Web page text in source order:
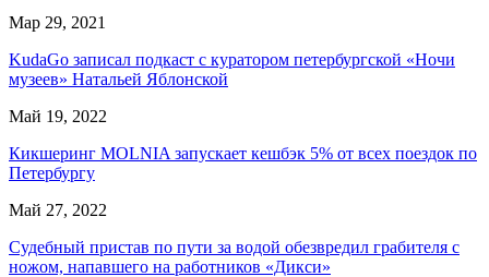
Мар 29, 2021
KudaGo записал подкаст с куратором петербургской «Ночи
музеев» Натальей Яблонской
Май 19, 2022
Кикшеринг MOLNIA запускает кешбэк 5% от всех поездок по
Петербургу
Май 27, 2022
Судебный пристав по пути за водой обезвредил грабителя с
ножом, напавшего на работников «Дикси»